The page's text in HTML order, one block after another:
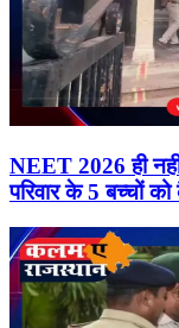
NEET 2026 ही
परिवार के 5 बच्चों